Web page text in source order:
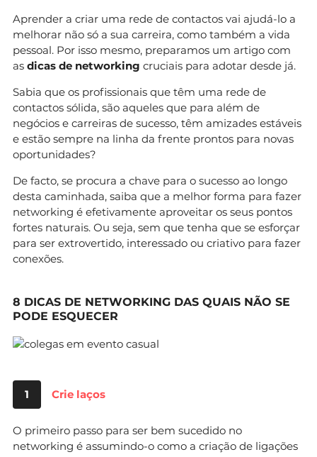
Aprender a criar uma rede de contactos vai ajudá-lo a
melhorar não só a sua carreira, como também a vida
pessoal. Por isso mesmo, preparamos um artigo com
as dicas de networking cruciais para adotar desde já.
Sabia que os profissionais que têm uma rede de
contactos sólida, são aqueles que para além de
negócios e carreiras de sucesso, têm amizades estáveis
e estão sempre na linha da frente prontos para novas
oportunidades?
De facto, se procura a chave para o sucesso ao longo
desta caminhada, saiba que a melhor forma para fazer
networking é efetivamente aproveitar os seus pontos
fortes naturais. Ou seja, sem que tenha que se esforçar
para ser extrovertido, interessado ou criativo para fazer
conexões.
8 DICAS DE NETWORKING DAS QUAIS NÃO SE
PODE ESQUECER
1 Crie laços
O primeiro passo para ser bem sucedido no
networking é assumindo-o como a criação de ligações